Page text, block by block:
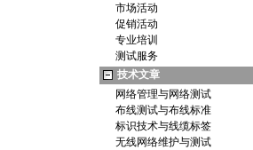
市场活动
促销活动
专业培训
测试服务
技术文章
网络管理与网络测试
布线测试与布线标准
标识技术与线缆标签
无线网络维护与测试